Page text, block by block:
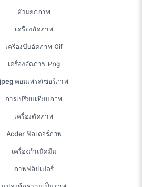
ตัวแยกภาพ
เครื่องอัดภาพ
เครื่องบีบอัดภาพ Gif
เครื่องอัดภาพ Png
jpeg คอมเพรสเซอร์ภาพ
การเปรียบเทียบภาพ
เครื่องตัดภาพ
Adder ฟิลเตอร์ภาพ
เครื่องกำเนิดมีม
ภาพฟลิปเปอร์